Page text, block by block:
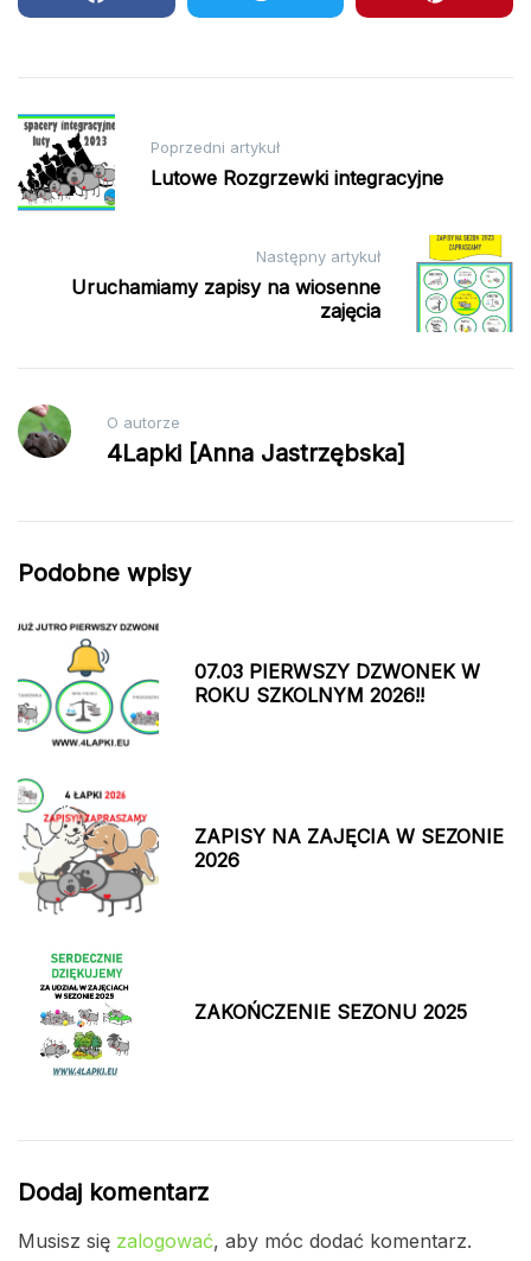
Nawigacja
wpisu
Poprzedni artykuł
Lutowe Rozgrzewki integracyjne
Następny artykuł
Uruchamiamy zapisy na wiosenne
zajęcia
O autorze
4Lapki [Anna Jastrzębska]
Podobne wpisy
07.03 PIERWSZY DZWONEK W
ROKU SZKOLNYM 2026!!
ZAPISY NA ZAJĘCIA W SEZONIE
2026
ZAKOŃCZENIE SEZONU 2025
Dodaj komentarz
Musisz się zalogować, aby móc dodać komentarz.